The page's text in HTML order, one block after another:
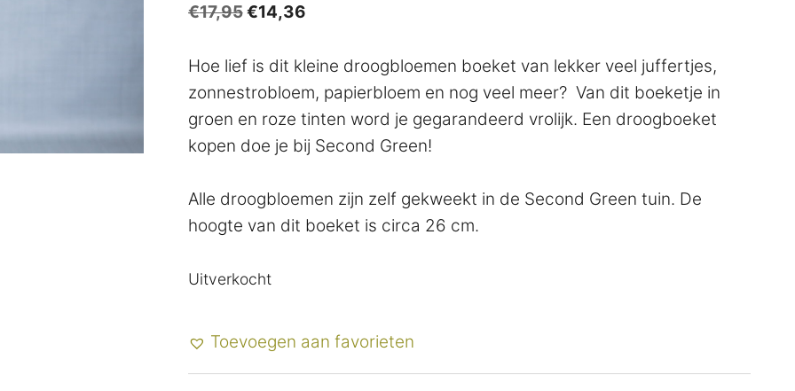
€17,95Oorspronkelijke
was:
€17,95.
€14,36Huidige
is:
€14,36.
Hoe lief is dit kleine droogbloemen boeket van lekker veel juffertjes,
zonnestrobloem, papierbloem en nog veel meer? Van dit boeketje in
groen en roze tinten word je gegarandeerd vrolijk. Een droogboeket
kopen doe je bij Second Green!
Alle droogbloemen zijn zelf gekweekt in de Second Green tuin. De
hoogte van dit boeket is circa 26 cm.
Uitverkocht
Toevoegen aan favorieten